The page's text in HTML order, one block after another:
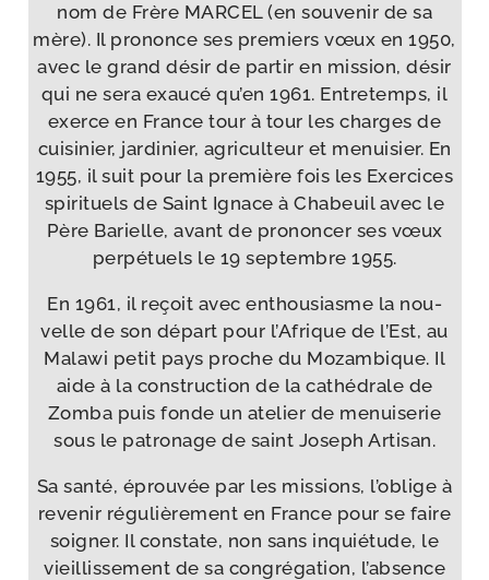
nom de Frère MARCEL (en sou­ve­nir de sa
mère). Il pro­nonce ses pre­miers vœux en 1950,
avec le grand désir de par­tir en mis­sion, désir
qui ne sera exau­cé qu’en 1961. Entretemps, il
exerce en France tour à tour les charges de
cui­si­nier, jar­di­nier, agri­cul­teur et menui­sier. En
1955, il suit pour la pre­mière fois les Exercices
spi­ri­tuels de Saint Ignace à Chabeuil avec le
Père Barielle, avant de pro­non­cer ses vœux
per­pé­tuels le 19 sep­tembre 1955.
En 1961, il reçoit avec enthou­siasme la nou­
velle de son départ pour l’Afrique de l’Est, au
Malawi petit pays proche du Mozambique. Il
aide à la construc­tion de la cathé­drale de
Zomba puis fonde un ate­lier de menui­se­rie
sous le patro­nage de saint Joseph Artisan.
Sa san­té, éprou­vée par les mis­sions, l’oblige à
reve­nir régu­liè­re­ment en France pour se faire
soi­gner. Il constate, non sans inquié­tude, le
vieillis­se­ment de sa congré­ga­tion, l’absence